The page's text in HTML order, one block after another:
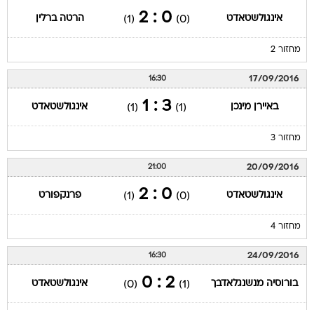
אינגולשטאדט (0)
0 : 2
(1) הרטה ברלין
מחזור 2
17/09/2016
16:30
באיירן מינכן (1)
3 : 1
(1) אינגולשטאדט
מחזור 3
20/09/2016
21:00
אינגולשטאדט (0)
0 : 2
(1) פרנקפורט
מחזור 4
24/09/2016
16:30
בורוסיה מנשנגלאדבך (1)
2 : 0
(0) אינגולשטאדט